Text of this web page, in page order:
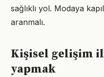
sağlıklı yol. Modaya
aranmalı.
Kişisel gelişim
yapmak